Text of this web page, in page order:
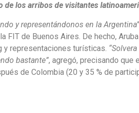
de los arribos de visitantes
y representándonos en la Argentina”
FIT de Buenos Aires. De hecho,
representaciones turísticas.
bastante”, agregó, precisando que
de Colombia (20 y 35 % de